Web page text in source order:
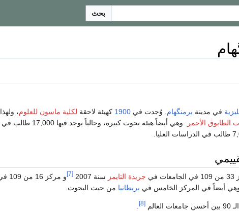
بحث
في مدينة برمنگهام . وُجدت في 1900 كهيئة لاحقة لكلية ماسون للعلوم، ولهذا
الطابوق الأحمر
. وهي أيضاً هيئة بحوث كبيرة، وحالياً يوجد فيها 17,000 طالب في
جريدة التايمز سنة 2007 [7]
و مركز 16 من 109 في
بريطانيا من حيث البحوث.
[8]
.